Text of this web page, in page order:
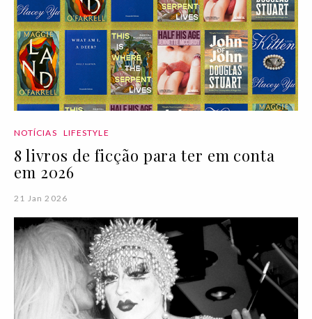
NOTÍCIAS LIFESTYLE
8 livros de ficção para ter em conta
em 2026
21 Jan 2026